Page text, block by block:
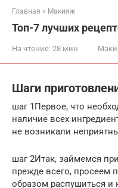
Главная » Макияж
Топ-7 лучших
На чтение: 28 мин
Шаги
шаг 1Первое, что
наличие всех
не возникали
шаг 2Итак, займемся
прежде всего, просеем
образом распушиться и